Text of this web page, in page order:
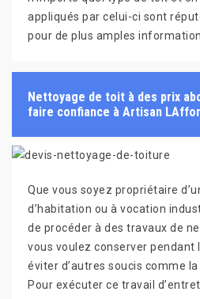
appliqués par celui-ci sont
pour de plus amples
Nettoyage de toit à des prix
faire confiance à Artisan
Que vous soyez propriétaire
d’habitation ou à vocation
de procéder à des travaux de
vous voulez conserver
éviter d’autres soucis comme
Pour exécuter ce travail